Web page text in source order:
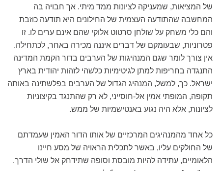
של המציאות, שמעניקה לציונות ממד מיתי. אך חבויה בה
המחשבה שהתודעה העצמית של החילונים היא תודעה כוזבת
והם כלי משחק על שולחן סרטוט אלוקי שהם אינם ערים לו. זו
פטרוניות, שבעומקם של דברים איננה מכירה באחר, לכתחילה.
אין צורך לומר שגם המנהיגות של הערבים בדור הקמת המדינה
התנגדה בחריפות למתן לגיטימיות כלשהי לזהות יהודית בארץ
ישראל. כך, למשל, המנהיג הגדול של הערבים בפלשתינה באותה
תקופה, המופתי אמין אל-חוסייני, לא רק שהתנגד בקיצוניות
לציונות, אלא היה נגוע באנטישמיות של ממש.
כל אחד מהמנהיגים המרכזיים של אותו הדור האמין שעמדתם
של החולקים עליו, באשר לתכלית הראויה של מסע חיינו
הלאומיים, עתידה להיות מובסת וסופה שתידחק אל שולי הדרך.